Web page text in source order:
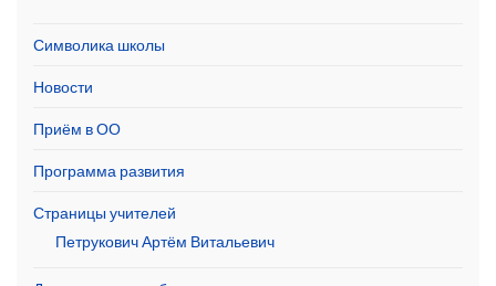
Символика школы
Новости
Приём в ОО
Программа развития
Страницы учителей
Петрукович Артём Витальевич